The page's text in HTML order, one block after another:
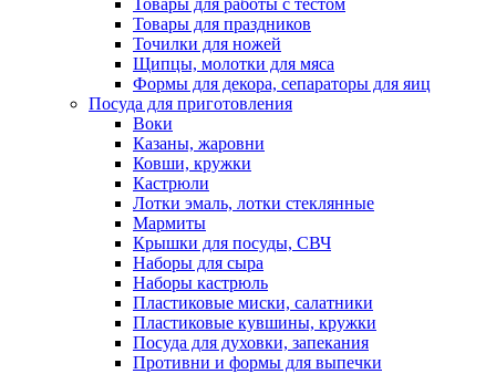
Товары для работы с тестом
Товары для праздников
Точилки для ножей
Щипцы, молотки для мяса
Формы для декора, сепараторы для яиц
Посуда для приготовления
Воки
Казаны, жаровни
Ковши, кружки
Кастрюли
Лотки эмаль, лотки стеклянные
Мармиты
Крышки для посуды, СВЧ
Наборы для сыра
Наборы кастрюль
Пластиковые миски, салатники
Пластиковые кувшины, кружки
Посуда для духовки, запекания
Противни и формы для выпечки